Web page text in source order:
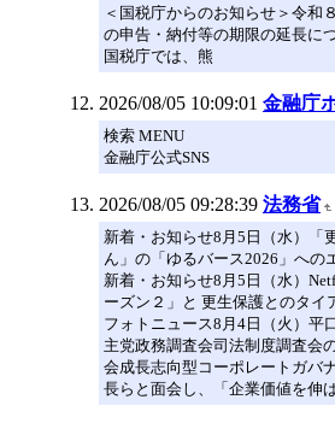
＜国税庁からのお知らせ＞令和
の申告・納付等の期限の延長に
国税庁では、熊
2026/08/05 10:09:01 金融庁
検索 MENU
金融庁公式SNS
2026/08/05 09:28:39 法務省
新着・お知らせ8月5日（水）「
ん」の「ゆるバース2026」への
新着・お知らせ8月5日（水）
ーズン２」と 更生保護とのタイ
フォトニュース8月4日（火）平
主党政務調査会司法制度調査会
会成長志向型コーポレートガバ
長らと面会し、「企業価値を伸